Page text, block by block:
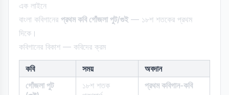
এক লাইনে
বাংলা কবিগানের প্রথম কবি গোঁজলা পুট/গুই— ১৮শ শতকের প্রথম
দিকে।
কবিগানের বিকাশ — কবিদের ক্রম
কবি সময়
অবদান
গোঁজলা পুট
১৮শ শতক
প্রথম কবিগান-কবি